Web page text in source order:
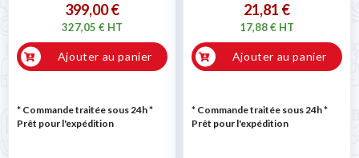
399,00 €
327,05 € HT
Ajouter au panier
* Commande traitée sous 24h*
Prêt pour l'expédition
21,81 €
17,88 € HT
Ajouter au panier
* Commande traitée sous 24h*
Prêt pour l'expédition